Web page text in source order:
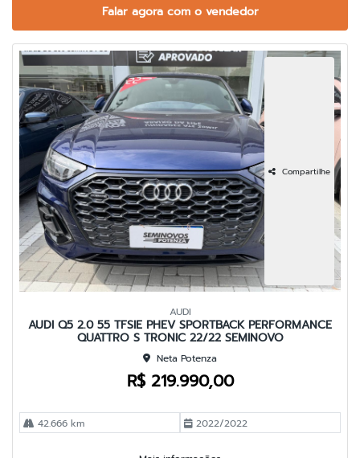
Falar agora com o vendedor
Compartilhe
AUDI
AUDI Q5 2.0 55 TFSIE PHEV SPORTBACK PERFORMANCE
QUATTRO S TRONIC 22/22 SEMINOVO
Neta Potenza
R$ 219.990,00
42.666 km 2022/2022